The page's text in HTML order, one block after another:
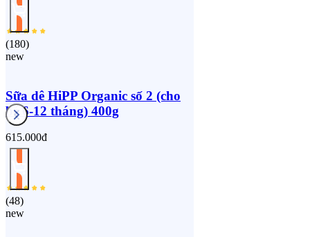
(180)
new
Sữa dê HiPP Organic số 2 (cho
bé 6-12 tháng) 400g
615.000đ
(48)
new